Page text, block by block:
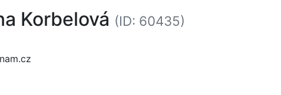
Korbelová (ID: 60435)